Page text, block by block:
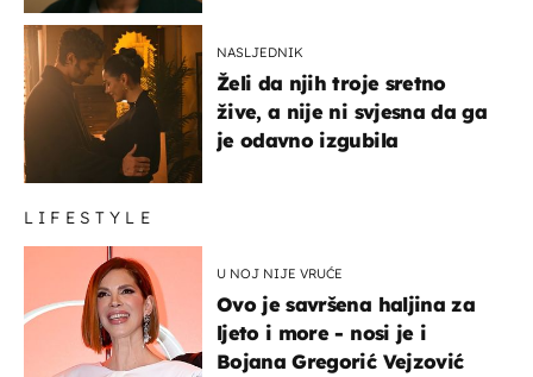
NASLJEDNIK
Želi da njih troje sretno
žive, a nije ni svjesna da ga
je odavno izgubila
LIFESTYLE
U NOJ NIJE VRUĆE
Ovo je savršena haljina za
ljeto i more - nosi je i
Bojana Gregorić Vejzović